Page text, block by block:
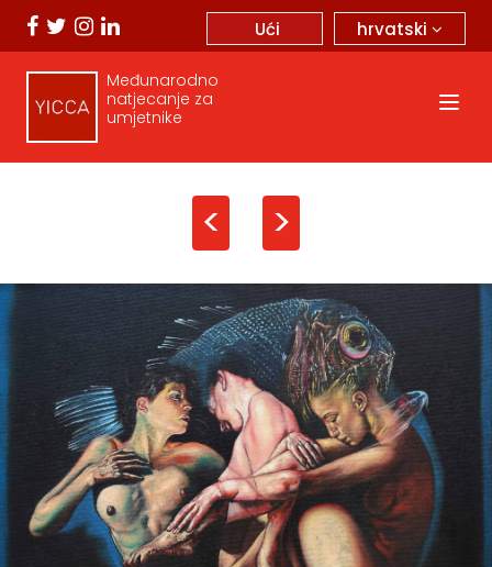
hrvatski
Ući
Međunarodno
natjecanje za
umjetnike
< >